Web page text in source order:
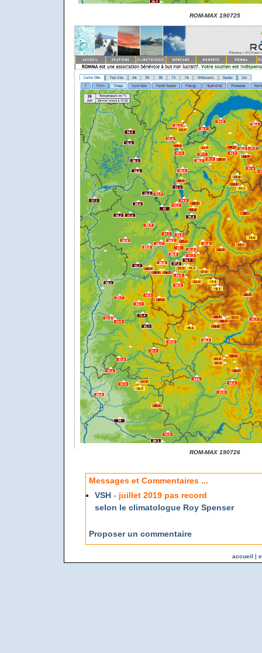
ROM-MAX 190725
ROM-MAX 190726
Messages et Commentaires ...
VSH- juillet 2019 pas record
selon le climatologue Roy Spenser
Proposer un commentaire
accueil